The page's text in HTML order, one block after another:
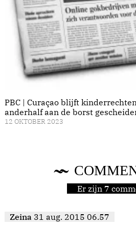
PBC | Curaçao blijft
anderhalf aan de borst
12 OKTOBER 2023
Er zijn 7
Zeina 31 aug. 2015 06.57